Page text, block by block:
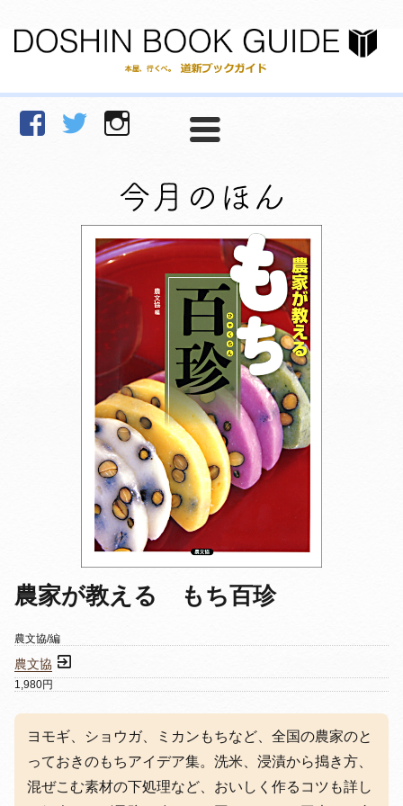
facebookTwitter Instagram
農家が教える もち百珍
農文協/編
農文協
1,980円
ヨモギ、ショウガ、ミカンもちなど、全国の農家のと
っておきのもちアイデア集。洗米、浸漬から搗き方、
混ぜこむ素材の下処理など、おいしく作るコツも詳し